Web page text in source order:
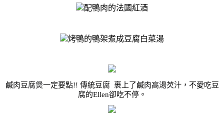
配鴨肉的法國紅酒
烤鴨的鴨架煮成豆腐白菜湯
鹹肉豆腐煲一定要點!! 傳統豆腐 裹上了鹹肉高湯芡汁，不愛吃豆
腐的Ellen卻吃不停。